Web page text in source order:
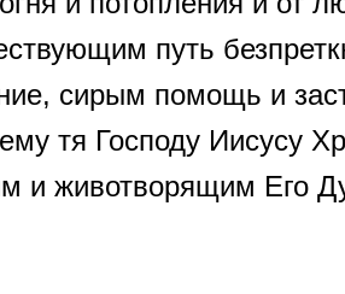
путь
сирым помощь и
тя Господу Иисусу
и животворящим Его